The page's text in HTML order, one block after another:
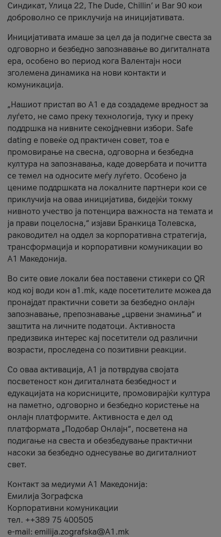
Синдикат, Улица 22, The Dude, Chillin’ и Bar 90 кои
доброволно се приклучија на иницијативата.
Иницијативата имаше за цел да ја подигне свеста за
одговорно и безбедно запознавање во дигиталната
ера, особено во период кога Валентајн носи
зголемена динамика на нови контакти и
комуникација.
„Нашиот пристап во А1 е да создадеме вредност за
луѓето, не само преку технологија, туку и преку
поддршка на нивните секојдневни избори. Safe
dating е повеќе од практичен совет, тоа е
промовирање на свесна, одговорна и безбедна
култура на запознавања, каде довербата и почитта
се темел на односите меѓу луѓето. Особено ја
цениме поддршката на локалните партнери кои се
приклучија на оваа иницијатива, бидејќи токму
нивното учество ја потенцира важноста на темата и
ја прави поцелосна,“ изјави Бранкица Толевска,
раководител на оддел за корпоративна стратегија,
трансформација и корпоративни комуникации во
А1 Македонија.
Во сите овие локали беа поставени стикери со QR
код кој води кон a1.mk, каде посетителите можеа да
пронајдат практични совети за безбедно онлајн
запознавање, препознавање „црвени знамиња“ и
заштита на личните податоци. Активноста
предизвика интерес кај посетители од различни
возрасти, проследена со позитивни реакции.
Со оваа активација, А1 ја потврдува својата
посветеност кон дигиталната безбедност и
едукацијата на корисниците, промовирајќи култура
на паметно, одговорно и безбедно користење на
онлајн платформите. Активноста е дел од
платформата „Подобар Онлајн“, посветена на
подигање на свеста и обезбедување практични
насоки за безбедно однесување во дигиталниот
свет.
Контакт за медиуми А1 Македонија:
Емилија Зографска
Корпоративни комуникации
тел. ++389 75 400505
e-mail: emilija.zografska@A1.mk